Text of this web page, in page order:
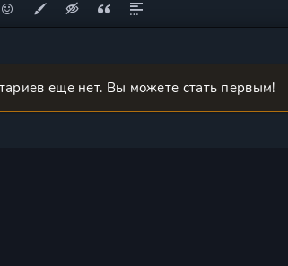
еще нет. Вы можете стать первым!